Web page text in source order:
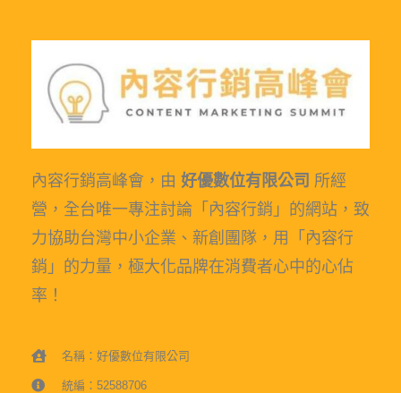
內容行銷高峰會，由 好優數位有限公司 所經
營，全台唯一專注討論「內容行銷」的網站，致
力協助台灣中小企業、新創團隊，用「內容行
銷」的力量，極大化品牌在消費者心中的心佔
率！
名稱：好優數位有限公司
統編：52588706